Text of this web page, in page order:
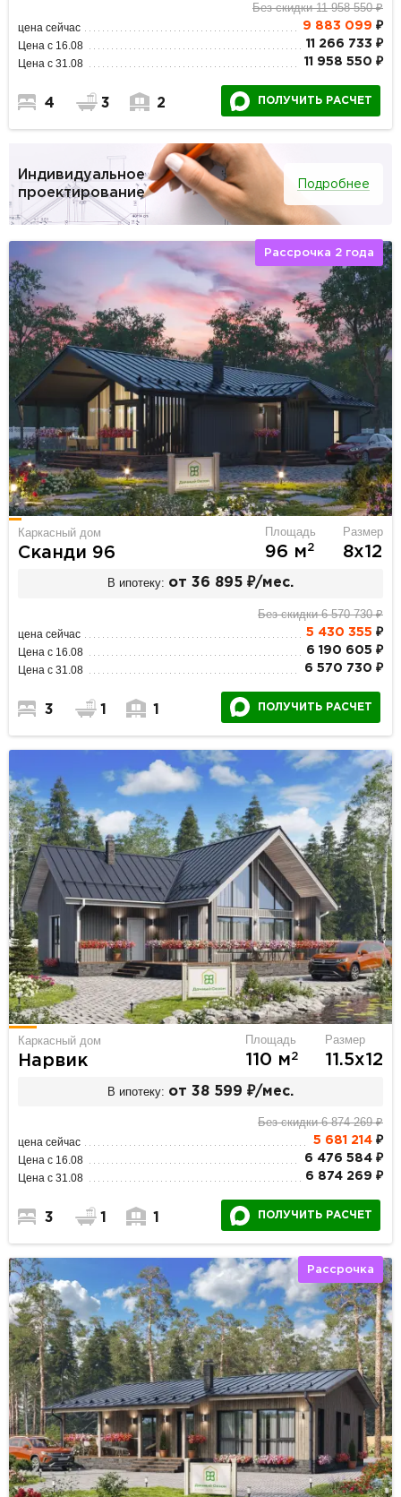
Без скидки 11 958 550 ₽
цена сейчас 9 883 099 ₽
Цена с 16.08 11 266 733 ₽
Цена с 31.08 11 958 550 ₽
4 3 2 ПОЛУЧИТЬ РАСЧЕТ
Индивидуальное
проектирование
Подробнее
Рассрочка 2 года
Каркасный дом
Сканди 96
Площадь
96 м2
Размер
8х12
В ипотеку: от 36 895 ₽/мес.
Без скидки 6 570 730 ₽
цена сейчас 5 430 355 ₽
Цена с 16.08 6 190 605 ₽
Цена с 31.08 6 570 730 ₽
3 1 1 ПОЛУЧИТЬ РАСЧЕТ
Каркасный дом
Нарвик
Площадь
110 м2
Размер
11.5х12
В ипотеку: от 38 599 ₽/мес.
Без скидки 6 874 269 ₽
цена сейчас 5 681 214₽
Цена с 16.08 6 476 584 ₽
Цена с 31.08 6 874 269 ₽
3 1 1 ПОЛУЧИТЬ РАСЧЕТ
Рассрочка